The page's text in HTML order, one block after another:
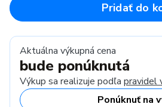
Pridať do
Aktuálna výkupná cena
bude ponúknutá
Výkup sa realizuje podľa pravidel
Ponúknuť na